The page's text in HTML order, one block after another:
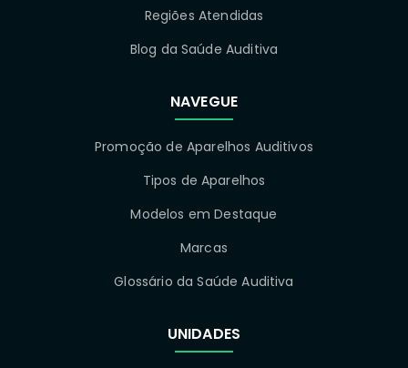
Regiões Atendidas
Blog da Saúde Auditiva
NAVEGUE
Promoção de Aparelhos Auditivos
Tipos de Aparelhos
Modelos em Destaque
Marcas
Glossário da Saúde Auditiva
UNIDADES